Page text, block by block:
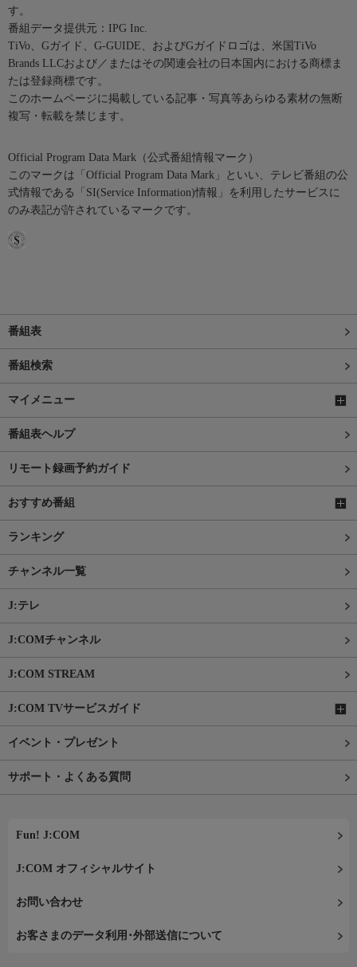
す。
番組データ提供元：IPG Inc.
TiVo、Gガイド、G-GUIDE、およびGガイドロゴは、米国TiVo
Brands LLCおよび／またはその関連会社の日本国内における商標ま
たは登録商標です。
このホームページに掲載している記事・写真等あらゆる素材の無断
複写・転載を禁じます。
Official Program Data Mark（公式番組情報マーク）
このマークは「Official Program Data Mark」といい、テレビ番組の公
式情報である「SI(Service Information)情報」を利用したサービスに
のみ表記が許されているマークです。
番組表
番組検索
マイメニュー
番組表ヘルプ
リモート録画予約ガイド
おすすめ番組
ランキング
チャンネル一覧
J:テレ
J:COMチャンネル
J:COM STREAM
J:COM TVサービスガイド
イベント・プレゼント
サポート・よくある質問
Fun! J:COM
J:COM オフィシャルサイト
お問い合わせ
お客さまのデータ利用･外部送信について